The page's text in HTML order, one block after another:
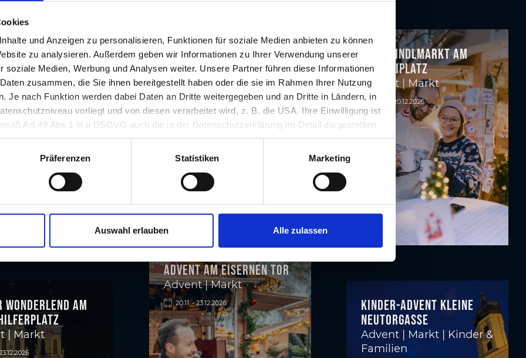
und Anzeigen zu personalisieren, Funktionen für soziale Medien anbieten zu können
zu analysieren. Außerdem geben wir Informationen zu Ihrer Verwendung unserer
soziale Medien, Werbung und Analysen weiter. Unsere Partner führen diese Informationen
zusammen, die Sie ihnen bereitgestellt haben oder die sie im Rahmen Ihrer Nutzung
Je nach Funktion werden dabei Daten an Dritte weitergegeben und an Dritte in Ländern, in
vorliegt und von diesen verarbeitet wird, z. B. die USA. Ihre Einwilligung ist
Art 49 Abs 1 lit a DSGVO auch die in der Datenschutzerklärung im Detail dargestellten
in unsicheren Drittstaaten, wie insbesondere den USA. Ihre Einwilligung ist für die Nutzung
und kann jederzeit auf unserer Seite abgelehnt oder widerrufen werden.
Präferenzen Statistiken Marketing
Auswahl erlauben Alle zulassen
&
| Kinder &
Fotopoints
Advent | Kinder &
Familien
20.11. - 24.12.2026
Grieskindlmarkt am
Nikolaiplatz
Advent | Markt
20.11. - 20.12.2026
am
| Markt
Advent am Eisernen Tor
Advent | Markt
20.11. - 23.12.2026
Kinder-Advent Kleine
Neutorgasse
Advent | Markt | Kinder &
Familien